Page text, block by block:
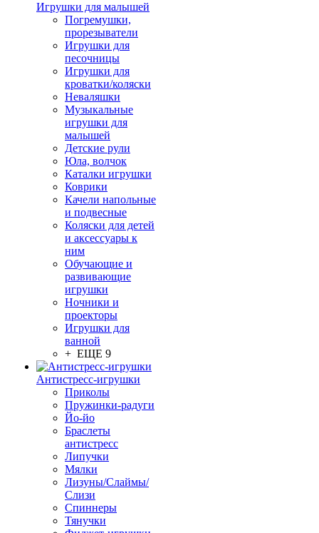
Игрушки для малышей
Погремушки,
прорезыватели
Игрушки для
песочницы
Игрушки для
кроватки/коляски
Неваляшки
Музыкальные
игрушки для
малышей
Детские рули
Юла, волчок
Каталки игрушки
Коврики
Качели напольные
и подвесные
Коляски для детей
и аксессуары к
ним
Обучающие и
развивающие
игрушки
Ночники и
проекторы
Игрушки для
ванной
+ ЕЩЕ 9
Антистресс-игрушки
Приколы
Пружинки-радуги
Йо-йо
Браслеты
антистресс
Липучки
Мялки
Лизуны/Слаймы/
Слизи
Спиннеры
Тянучки